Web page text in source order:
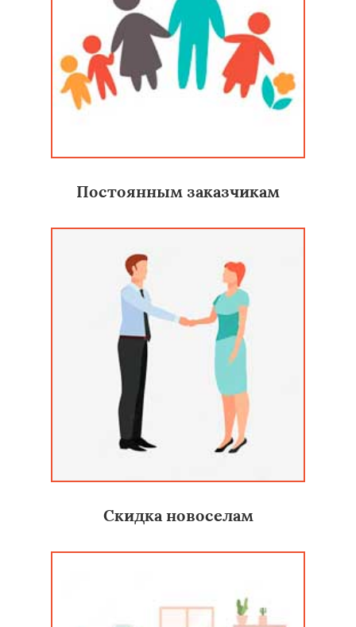
Постоянным заказчикам
Скидка новоселам